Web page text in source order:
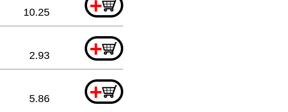
+
10.25
+
2.93
+
5.86